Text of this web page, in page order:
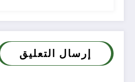
إرسال التعليق